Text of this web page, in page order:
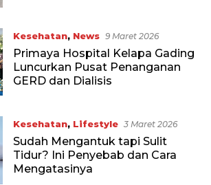
Kesehatan, News 9 Maret 2026
Primaya Hospital Kelapa Gading
Luncurkan Pusat Penanganan
GERD dan Dialisis
Kesehatan, Lifestyle 3 Maret 2026
Sudah Mengantuk tapi Sulit
Tidur? Ini Penyebab dan Cara
Mengatasinya